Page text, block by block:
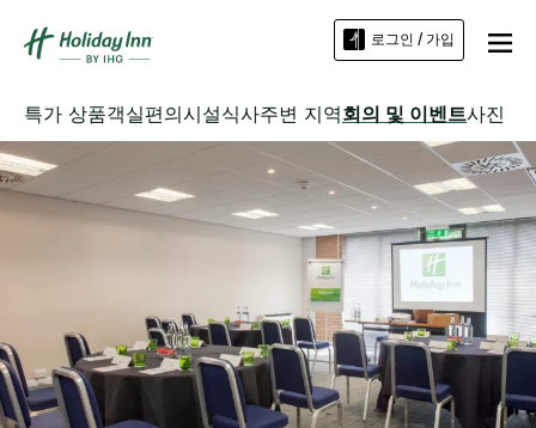
로그인 / 가입
특가 상품객실편의시설식사주변 지역회의 및 이벤트사진